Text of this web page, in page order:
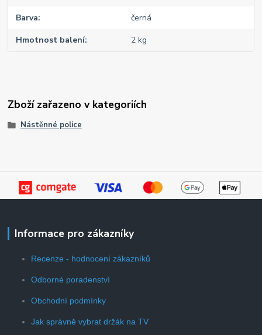
Barva černá
Hmotnost balení 2 kg
Zboží zařazeno v kategoriích
Nástěnné police
Informace pro zákazníky
Recenze - hodnocení zákazníků
Odborné poradenství
Obchodní podmínky
Jak správně vybrat držák na TV